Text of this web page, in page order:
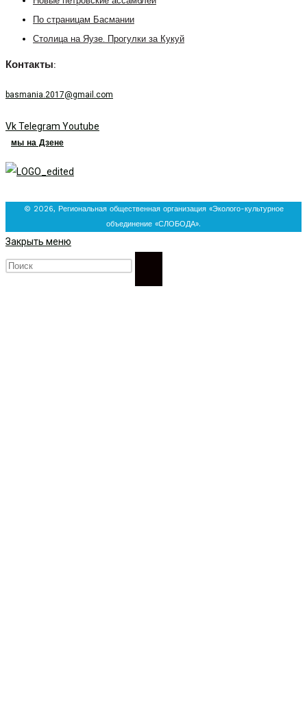
По страницам Басмании
Столица на Яузе. Прогулки за Кукуй
Контакты:
basmania.2017@gmail.com
VkTelegram Youtube
мы на Дзене
© 2026, Региональная общественная организация «Эколого-культурное
объединение «СЛОБОДА».
Закрыть меню